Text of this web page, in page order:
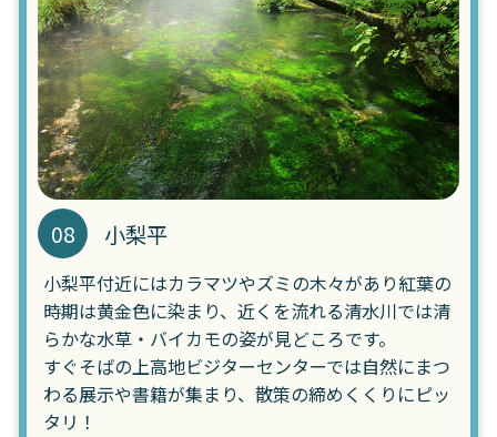
08 小梨平
小梨平付近にはカラマツやズミの木々があり紅葉の
時期は黄金色に染まり、近くを流れる清水川では清
らかな水草・バイカモの姿が見どころです。
すぐそばの上高地ビジターセンターでは自然にまつ
わる展示や書籍が集まり、散策の締めくくりにピッ
タリ！